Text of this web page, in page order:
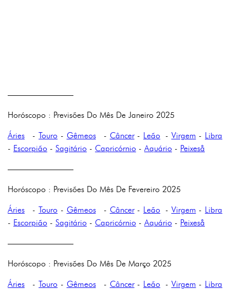
————————
Horóscopo : Previsões Do Mês De Janeiro 2025
Áries -Touro - Gêmeos- Câncer- Leão - Virgem - Libra
- Escorpião - Sagitário - Capricórnio - Aquário - Peixeså
————————
Horóscopo : Previsões Do Mês De Fevereiro 2025
Áries -Touro - Gêmeos- Câncer- Leão - Virgem - Libra
- Escorpião - Sagitário - Capricórnio - Aquário - Peixeså
————————
Horóscopo : Previsões Do Mês De Março 2025
Áries -Touro - Gêmeos- Câncer- Leão - Virgem - Libra